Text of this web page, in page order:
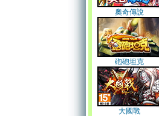
奧奇傳說
砲砲坦克
大國戰